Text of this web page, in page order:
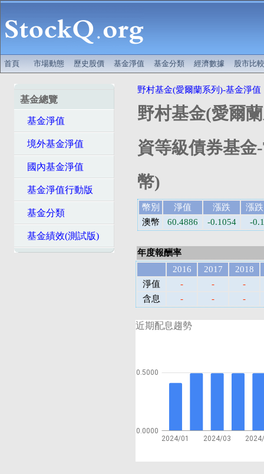
首頁 市場動態 歷史股價 基金淨值 基金分類 經濟數據 股市比較
基金總覽
基金淨值
境外基金淨值
國內基金淨值
基金淨值行動版
基金分類
基金績效(測試版)
野村基金(愛爾蘭系列)-基金淨值
野村基金(愛爾
資等級債券基金
幣)
幣別 淨值 漲跌
漲
澳幣
60.4886 -0.1054 -
年度報酬率
2016
2017
2018
淨值
- -
-
含息
- - -
近期配息趨勢
2024/01 2024/03
0.0000
0.5000